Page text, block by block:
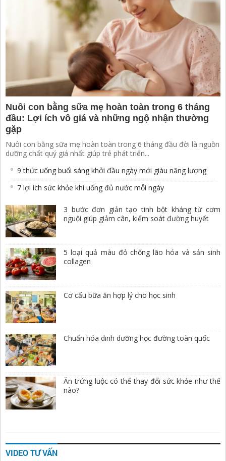
Nuôi con bằng sữa mẹ hoàn toàn trong 6 tháng
đầu: Lợi ích vô giá và những ngộ nhận thường
gặp
Nuôi con bằng sữa mẹ hoàn toàn trong 6 tháng đầu đời là nguồn
dưỡng chất quý giá nhất giúp trẻ phát triển...
9 thức uống buổi sáng khởi đầu ngày mới giàu năng lượng
7 lợi ích sức khỏe khi uống đủ nước mỗi ngày
3 bước đơn giản tạo tinh bột kháng từ cơm
nguội giúp giảm cân, kiểm soát đường huyết
5 loại quả màu đỏ chống lão hóa và sản sinh
collagen
Cơ cấu bữa ăn hợp lý cho học sinh
Chuẩn hóa dinh dưỡng học đường toàn quốc
Ăn trứng luộc có thể thay đổi sức khỏe như thế
nào?
VIDEO TƯ VẤN